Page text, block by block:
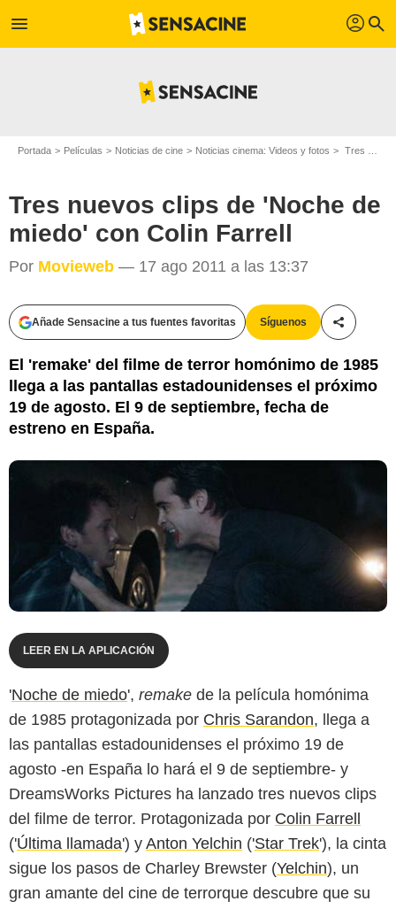
menu profil search
Portada Películas Noticias de cine Noticias cinema: Videos y fotos Tres nuevos clips de 'Noche de miedo' con Colin Farrell
Tres nuevos clips de 'Noche de
miedo' con Colin Farrell
Por Movieweb — 17 ago 2011 a las 13:37
Añade Sensacine a tus fuentes favoritas Síguenos
El 'remake' del filme de terror homónimo de 1985
llega a las pantallas estadounidenses el próximo
19 de agosto. El 9 de septiembre, fecha de
estreno en España.
LEER EN LA APLICACIÓN
'Noche de miedo', remake de la película homónima
de 1985 protagonizada por Chris Sarandon, llega a
las pantallas estadounidenses el próximo 19 de
agosto -en España lo hará el 9 de septiembre- y
DreamsWorks Pictures ha lanzado tres nuevos clips
del filme de terror. Protagonizada por Colin Farrell
('Última llamada') y Anton Yelchin ('Star Trek'), la cinta
sigue los pasos de Charley Brewster (Yelchin), un
gran amante del cine de terrorque descubre que su